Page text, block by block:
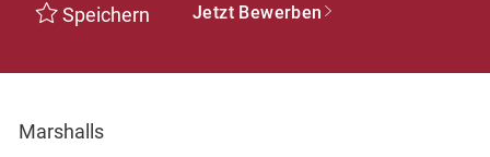
Speichern Jetzt Bewerben
Marshalls